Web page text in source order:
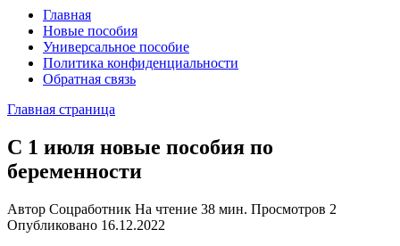
Главная
Новые пособия
Универсальное пособие
Политика конфиденциальности
Обратная связь
Главная страница
С 1 июля новые пособия по
беременности
Автор Соцработник На чтение 38 мин. Просмотров 2
Опубликовано 16.12.2022